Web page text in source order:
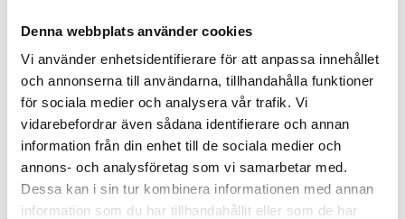
Denna webbplats använder cookies
Vi använder enhetsidentifierare för att anpassa innehållet
och annonserna till användarna, tillhandahålla funktioner
för sociala medier och analysera vår trafik. Vi
vidarebefordrar även sådana identifierare och annan
information från din enhet till de sociala medier och
annons- och analysföretag som vi samarbetar med.
Dessa kan i sin tur kombinera informationen med annan
information som du har tillhandahållit eller som de har
Kontakt
Bengt Gebert
Industricoach / Projektledare Teknik &
Innovation / Produktionslyftet
bengt.gebert@techtank.se
070-686 32 25